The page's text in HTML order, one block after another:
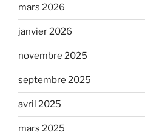
mars 2026
janvier 2026
novembre 2025
septembre 2025
avril 2025
mars 2025